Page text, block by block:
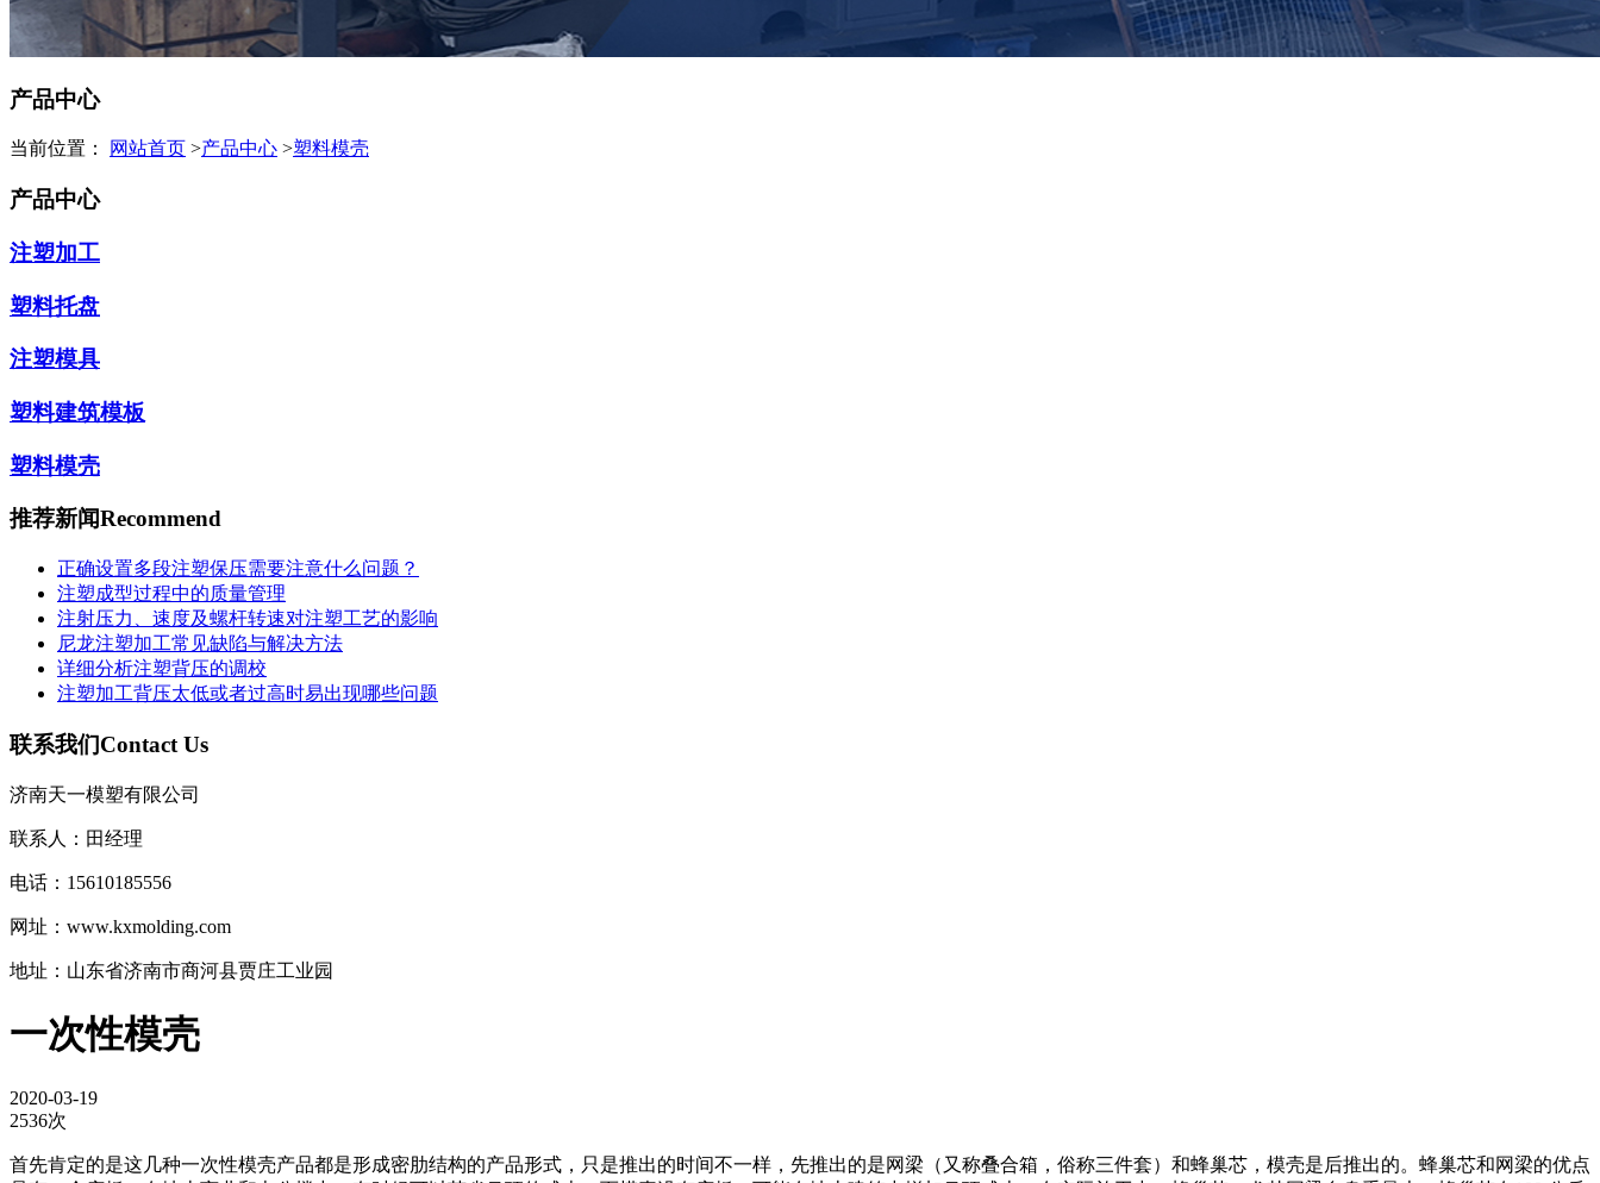
产品中心
当前位置： 网站首页 >产品中心 >塑料模壳
产品中心
注塑加工
塑料托盘
注塑模具
塑料建筑模板
塑料模壳
推荐新闻Recommend
正确设置多段注塑保压需要注意什么问题？
注塑成型过程中的质量管理
注射压力、速度及螺杆转速对注塑工艺的影响
尼龙注塑加工常见缺陷与解决方法
详细分析注塑背压的调校
注塑加工背压太低或者过高时易出现哪些问题
联系我们Contact Us
济南天一模塑有限公司
联系人：田经理
电话：15610185556
网址：www.kxmolding.com
地址：山东省济南市商河县贾庄工业园
一次性模壳
2020-03-19
2536次
首先肯定的是这几种一次性模壳产品都是形成密肋结构的产品形式，只是推出的时间不一样，先推出的是网梁（又称叠合箱，俗称三件套）和蜂巢芯，模壳是后推出的。蜂巢芯和网梁的优点